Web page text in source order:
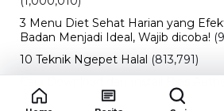
Konser Super Junior, ELF Wajib Tahu!
Diadakan oleh Redaksiku.com:
Drop Rate yang Melejit (424,809)
10 Film Indonesia Tayang November